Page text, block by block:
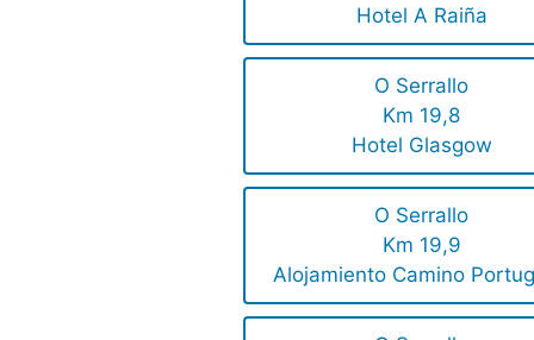
Hotel A Raiña
O Serrallo
Km 19,8
Hotel Glasgow
O Serrallo
Km 19,9
Alojamiento Camino